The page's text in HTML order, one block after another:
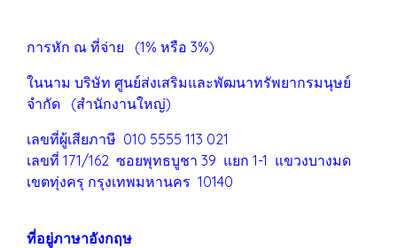
การหัก ณ ที่จ่าย (1% หรือ 3%)
ในนาม บริษัท ศูนย์ส่งเสริมและพัฒนาทรัพยากรมนุษย์
จำกัด (สำนักงานใหญ่)
เลขที่ผู้เสียภาษี 010 5555 113 021
เลขที่ 171/162 ซอยพุทธบูชา 39 แยก 1-1 แขวงบางมด
เขตทุ่งครุ กรุงเทพมหานคร 10140
ที่อยู่ภาษาอังกฤษ